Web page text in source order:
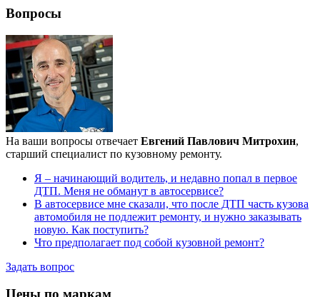
Вопросы
На ваши вопросы отвечает Евгений Павлович Митрохин,
старший специалист по кузовному ремонту.
Я – начинающий водитель, и недавно попал в первое
ДТП. Меня не обманут в автосервисе?
В автосервисе мне сказали, что после ДТП часть кузова
автомобиля не подлежит ремонту, и нужно заказывать
новую. Как поступить?
Что предполагает под собой кузовной ремонт?
Задать вопрос